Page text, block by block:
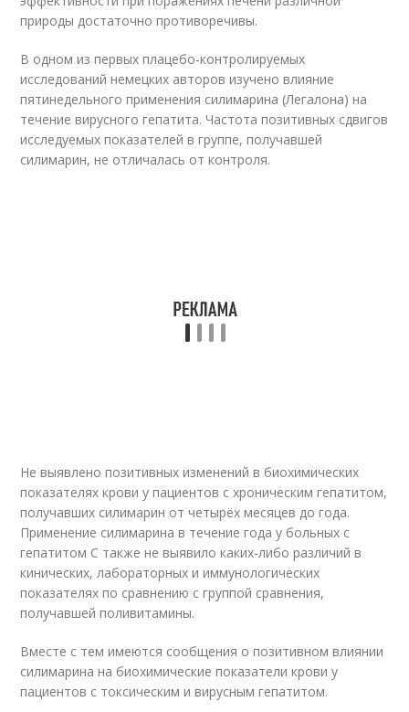
природы достаточно противоречивы.
В одном из первых плацебо-контролируемых
исследований немецких авторов изучено влияние
пятинедельного применения силимарина (Легалона) на
течение вирусного гепатита. Частота позитивных сдвигов
исследуемых показателей в группе, получавшей
силимарин, не отличалась от контроля.
Не выявлено позитивных изменений в биохимических
показателях крови у пациентов с хроническим гепатитом,
получавших силимарин от четырёх месяцев до года.
Применение силимарина в течение года у больных с
гепатитом С также не выявило каких-либо различий в
кинических, лабораторных и иммунологических
показателях по сравнению с группой сравнения,
получавшей поливитамины.
Вместе с тем имеются сообщения о позитивном влиянии
силимарина на биохимические показатели крови у
пациентов с токсическим и вирусным гепатитом.